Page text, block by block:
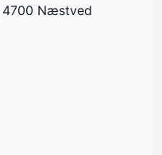
4700 Næstved